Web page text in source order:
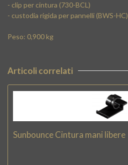
- clip per cintura (730-BCL)
- custodia rigida per pannelli (BWS-HC)
Peso: 0,900 kg
Articoli correlati
Sunbounce Cintura mani libere